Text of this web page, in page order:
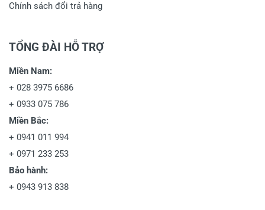
Chính sách đổi trả hàng
TỔNG ĐÀI HỖ TRỢ
Miền Nam:
+ 028 3975 6686
+ 0933 075 786
Miền Bắc:
+ 0941 011 994
+ 0971 233 253
Bảo hành:
+ 0943 913 838